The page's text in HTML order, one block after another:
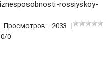
2033 |
/0